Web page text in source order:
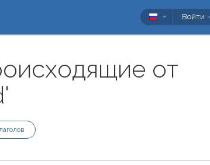
Войти
от